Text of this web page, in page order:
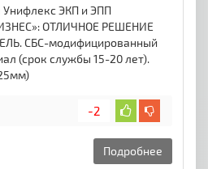
ЭКП и ЭПП
ОТЛИЧНОЕ РЕШЕНИЕ
СБС-модифицированный
(срок службы 15-20 лет).
-2
Подробнее